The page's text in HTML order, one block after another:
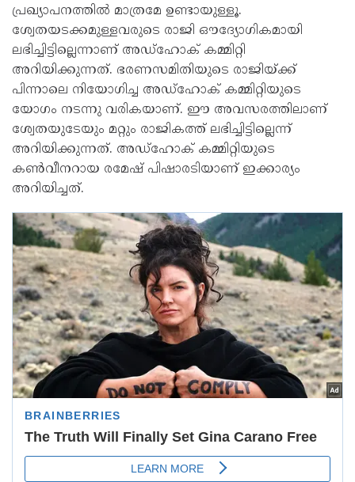
പ്രഖ്യാപനത്തില്‍ മാത്രമേ ഉണ്ടായുള്ളൂ.
ശ്വേതയടക്കമുള്ളവരുടെ രാജി ഔദ്യോഗികമായി
ലഭിച്ചിട്ടില്ലെന്നാണ് അഡ്‌ഹോക് കമ്മിറ്റി
അറിയിക്കുന്നത്. ഭരണസമിതിയുടെ രാജിയ്ക്ക്
പിന്നാലെ നിയോഗിച്ച അഡ്‌ഹോക് കമ്മിറ്റിയുടെ
യോഗം നടന്നു വരികയാണ്. ഈ അവസരത്തിലാണ്
ശ്വേതയുടേയും മറ്റും രാജികത്ത് ലഭിച്ചിട്ടില്ലെന്ന്
അറിയിക്കുന്നത്. അഡ്‌ഹോക് കമ്മിറ്റിയുടെ
കണ്‍വീനറായ രമേഷ് പിഷാരടിയാണ് ഇക്കാര്യം
അറിയിച്ചത്.